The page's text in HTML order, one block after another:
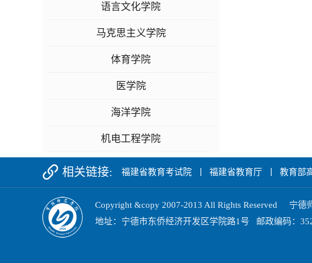
语言文化学院
马克思主义学院
体育学院
医学院
海洋学院
机电工程学院
相关链接: 福建省教育考试院 福建省教育厅 教育部
Copyright &copy 2007-2013 All Rights Reserved 宁德
地址：宁德市东侨经济开发区学院路1号 邮政编码：